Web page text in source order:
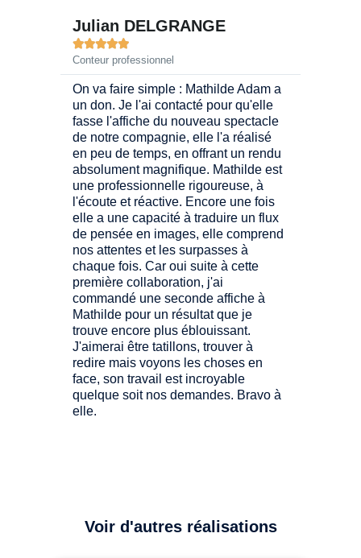
Julian DELGRANGE

Conteur professionnel
On va faire simple : Mathilde Adam a
un don. Je l'ai contacté pour qu'elle
fasse l'affiche du nouveau spectacle
de notre compagnie, elle l'a réalisé
en peu de temps, en offrant un rendu
absolument magnifique. Mathilde est
une professionnelle rigoureuse, à
l'écoute et réactive. Encore une fois
elle a une capacité à traduire un flux
de pensée en images, elle comprend
nos attentes et les surpasses à
chaque fois. Car oui suite à cette
première collaboration, j'ai
commandé une seconde affiche à
Mathilde pour un résultat que je
trouve encore plus éblouissant.
J'aimerai être tatillons, trouver à
redire mais voyons les choses en
face, son travail est incroyable
quelque soit nos demandes. Bravo à
elle.
Voir d'autres réalisations